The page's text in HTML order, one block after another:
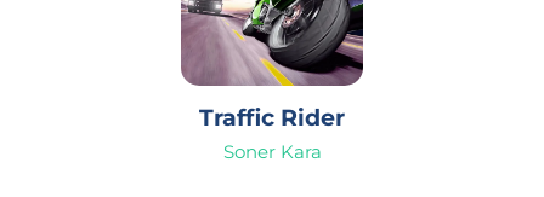
Traffic Rider
Soner Kara